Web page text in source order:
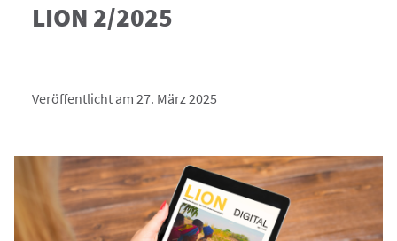
LION 2/2025
Veröffentlicht am 27. März 2025